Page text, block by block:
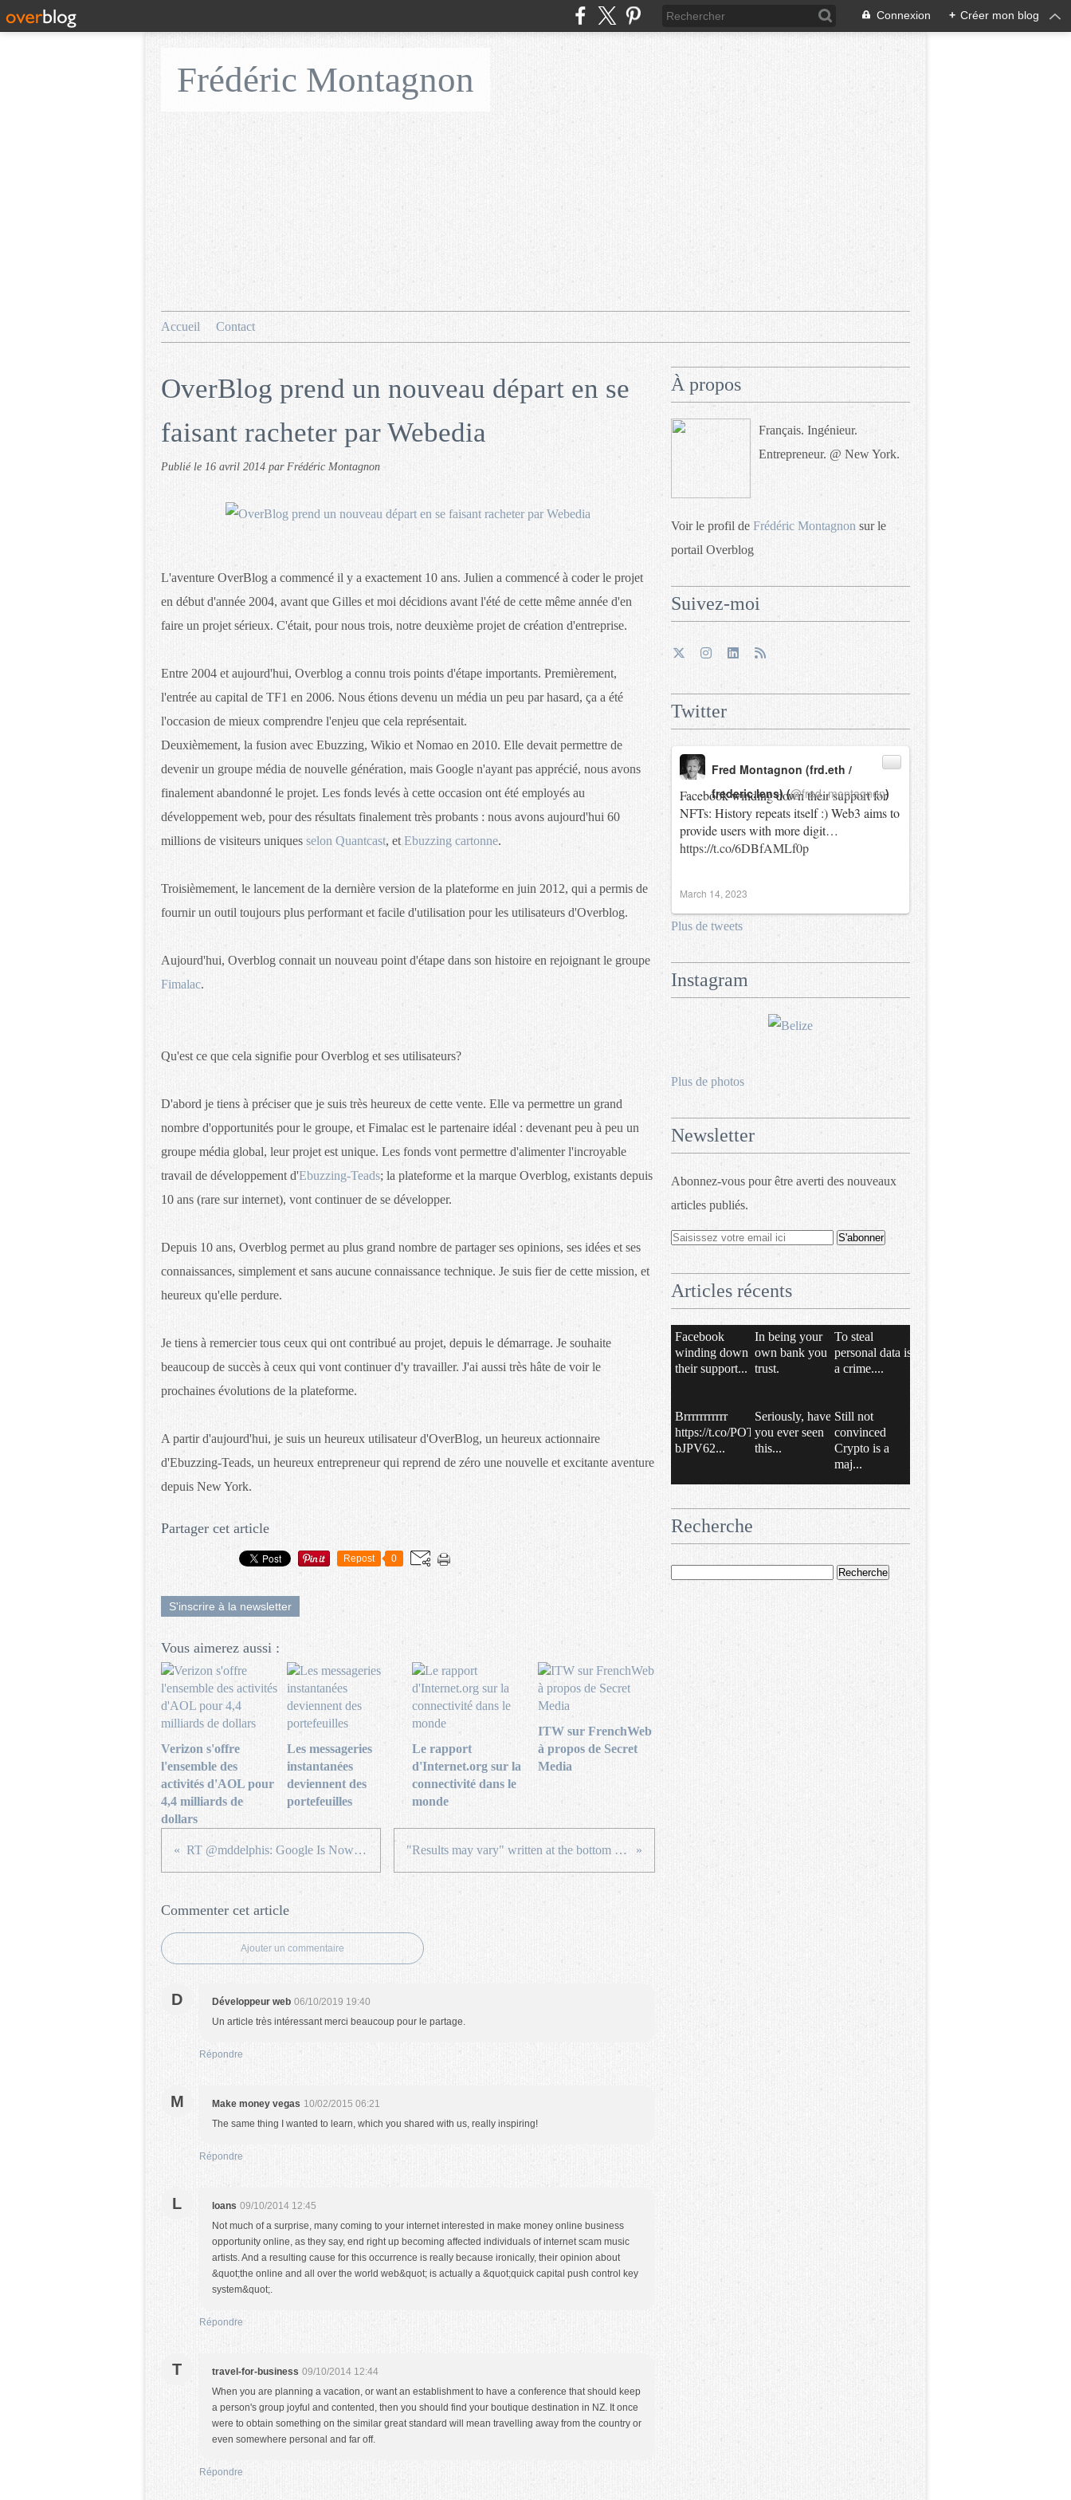
Connexion + Créer mon blog
Frédéric Montagnon
Accueil Contact
OverBlog prend un nouveau départ en se
faisant racheter par Webedia
Publié le 16 avril 2014 par Frédéric Montagnon
L'aventure OverBlog a commencé il y a exactement 10 ans. Julien a commencé à coder le projet
en début d'année 2004, avant que Gilles et moi décidions avant l'été de cette même année d'en
faire un projet sérieux. C'était, pour nous trois, notre deuxième projet de création d'entreprise.
Entre 2004 et aujourd'hui, Overblog a connu trois points d'étape importants. Premièrement,
l'entrée au capital de TF1 en 2006. Nous étions devenu un média un peu par hasard, ça a été
l'occasion de mieux comprendre l'enjeu que cela représentait.
Deuxièmement, la fusion avec Ebuzzing, Wikio et Nomao en 2010. Elle devait permettre de
devenir un groupe média de nouvelle génération, mais Google n'ayant pas apprécié, nous avons
finalement abandonné le projet. Les fonds levés à cette occasion ont été employés au
développement web, pour des résultats finalement très probants : nous avons aujourd'hui 60
millions de visiteurs uniques selon Quantcast, et Ebuzzing cartonne.
Troisièmement, le lancement de la dernière version de la plateforme en juin 2012, qui a permis de
fournir un outil toujours plus performant et facile d'utilisation pour les utilisateurs d'Overblog.
Aujourd'hui, Overblog connait un nouveau point d'étape dans son histoire en rejoignant le groupe
Fimalac.
Qu'est ce que cela signifie pour Overblog et ses utilisateurs?
D'abord je tiens à préciser que je suis très heureux de cette vente. Elle va permettre un grand
nombre d'opportunités pour le groupe, et Fimalac est le partenaire idéal : devenant peu à peu un
groupe média global, leur projet est unique. Les fonds vont permettre d'alimenter l'incroyable
travail de développement d'Ebuzzing-Teads; la plateforme et la marque Overblog, existants depuis
10 ans (rare sur internet), vont continuer de se développer.
Depuis 10 ans, Overblog permet au plus grand nombre de partager ses opinions, ses idées et ses
connaissances, simplement et sans aucune connaissance technique. Je suis fier de cette mission, et
heureux qu'elle perdure.
Je tiens à remercier tous ceux qui ont contribué au projet, depuis le démarrage. Je souhaite
beaucoup de succès à ceux qui vont continuer d'y travailler. J'ai aussi très hâte de voir le
prochaines évolutions de la plateforme.
A partir d'aujourd'hui, je suis un heureux utilisateur d'OverBlog, un heureux actionnaire
d'Ebuzzing-Teads, un heureux entrepreneur qui reprend de zéro une nouvelle et excitante aventure
depuis New York.
Partager cet article
Repost 0
S'inscrire à la newsletter
Vous aimerez aussi :
Verizon s'offre
l'ensemble des
activités d'AOL pour
4,4 milliards de
dollars
Les messageries
instantanées
deviennent des
portefeuilles
Le rapport
d'Internet.org sur la
connectivité dans le
monde
ITW sur FrenchWeb
à propos de Secret
Media
RT @mddelphis: Google Is Now One Of The Biggest... "Results may vary" written at the bottom :) #newspaper #metro #nyc
Commenter cet article
Ajouter un commentaire
D Développeur web 06/10/2019 19:40
Un article très intéressant merci beaucoup pour le partage.
Répondre
M Make money vegas 10/02/2015 06:21
The same thing I wanted to learn, which you shared with us, really inspiring!
Répondre
L loans 09/10/2014 12:45
Not much of a surprise, many coming to your internet interested in make money online business
opportunity online, as they say, end right up becoming affected individuals of internet scam music
artists. And a resulting cause for this occurrence is really because ironically, their opinion about
&quot;the online and all over the world web&quot; is actually a &quot;quick capital push control key
system&quot;.
Répondre
T travel-for-business 09/10/2014 12:44
When you are planning a vacation, or want an establishment to have a conference that should keep
a person's group joyful and contented, then you should find your boutique destination in NZ. It once
were to obtain something on the similar great standard will mean travelling away from the country or
even somewhere personal and far off.
Répondre
À propos
Français. Ingénieur.
Entrepreneur. @ New York.
Voir le profil de Frédéric Montagnon sur le
portail Overblog
Suivez-moi
Twitter
Facebook winding down their support for
NFTs: History repeats itself :) Web3 aims to
provide users with more digit…
https://t.co/6DBfAMLf0p
Fred Montagnon (frd.eth /
frederic.lens) (@fred_montagnon)
March 14, 2023
Plus de tweets
Instagram
Plus de photos
Newsletter
Abonnez-vous pour être averti des nouveaux
articles publiés.
Articles récents
Facebook
winding down
their support...
In being your
own bank you
trust.
To steal
personal data is
a crime....
Brrrrrrrrrrr
https://t.co/POT
bJPV62...
Seriously, have
you ever seen
this...
Still not
convinced
Crypto is a
maj...
Recherche